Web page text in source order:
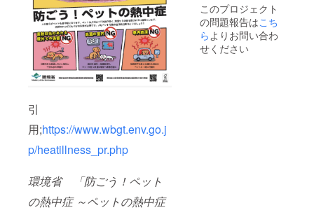
引
用;https://www.wbgt.env.go.j
p/heatillness_pr.php
環境省「防ごう！ペット
の熱中症 ～ペットの熱中症
このプロジェクト
の問題報告はこち
ら よりお問い合わ
せください